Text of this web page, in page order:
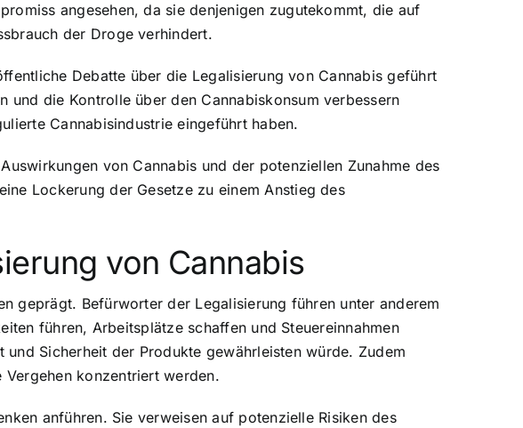
angesehen, da sie denjenigen zugutekommt, die auf
der Droge verhindert.
Debatte über die Legalisierung von Cannabis geführt
und die Kontrolle über den Cannabiskonsum verbessern
Cannabisindustrie eingeführt haben.
von Cannabis und der potenziellen Zunahme des
Lockerung der Gesetze zu einem Anstieg des
von Cannabis
geprägt. Befürworter der Legalisierung führen unter anderem
führen, Arbeitsplätze schaffen und Steuereinnahmen
Sicherheit der Produkte gewährleisten würde. Zudem
konzentriert werden.
anführen. Sie verweisen auf potenzielle Risiken des